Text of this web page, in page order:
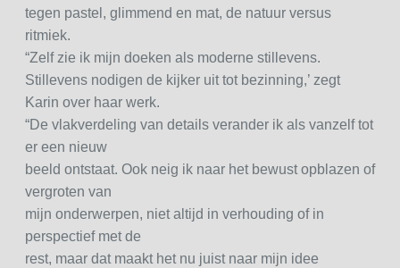
tegen pastel, glimmend en mat, de natuur versus
ritmiek.
“Zelf zie ik mijn doeken als moderne stillevens.
Stillevens nodigen de kijker uit tot bezinning,’ zegt
Karin over haar werk.
“De vlakverdeling van details verander ik als vanzelf tot
er een nieuw
beeld ontstaat. Ook neig ik naar het bewust opblazen of
vergroten van
mijn onderwerpen, niet altijd in verhouding of in
perspectief met de
rest, maar dat maakt het nu juist naar mijn idee